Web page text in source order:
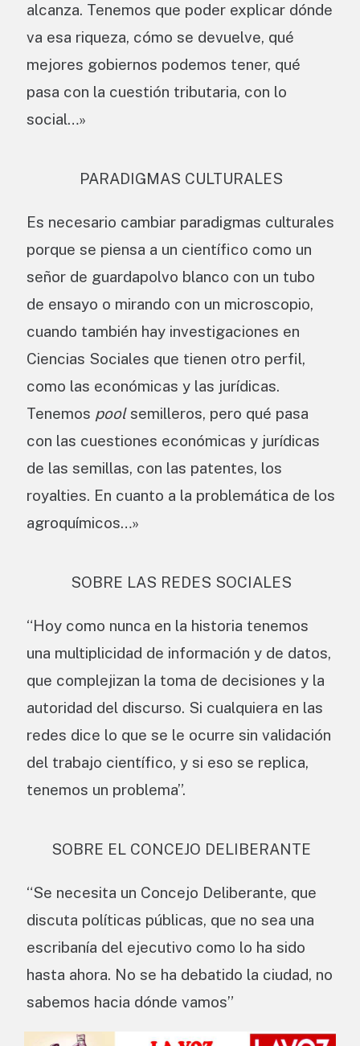
alcanza. Tenemos que poder explicar dónde
va esa riqueza, cómo se devuelve, qué
mejores gobiernos podemos tener, qué
pasa con la cuestión tributaria, con lo
social…»
PARADIGMAS CULTURALES
Es necesario cambiar paradigmas culturales
porque se piensa a un científico como un
señor de guardapolvo blanco con un tubo
de ensayo o mirando con un microscopio,
cuando también hay investigaciones en
Ciencias Sociales que tienen otro perfil,
como las económicas y las jurídicas.
Tenemos poolsemilleros, pero qué pasa
con las cuestiones económicas y jurídicas
de las semillas, con las patentes, los
royalties. En cuanto a la problemática de los
agroquímicos…»
SOBRE LAS REDES SOCIALES
“Hoy como nunca en la historia tenemos
una multiplicidad de información y de datos,
que complejizan la toma de decisiones y la
autoridad del discurso. Si cualquiera en las
redes dice lo que se le ocurre sin validación
del trabajo científico, y si eso se replica,
tenemos un problema”.
SOBRE EL CONCEJO DELIBERANTE
“Se necesita un Concejo Deliberante, que
discuta políticas públicas, que no sea una
escribanía del ejecutivo como lo ha sido
hasta ahora. No se ha debatido la ciudad, no
sabemos hacia dónde vamos”